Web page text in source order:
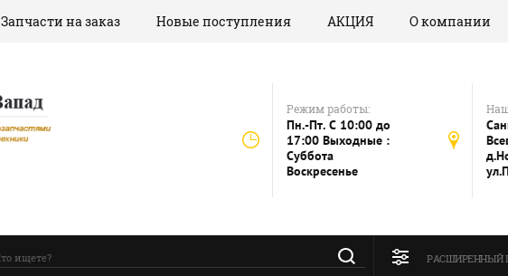
Запчасти на заказ Новые поступления АКЦИЯ О компании
Режим работы:
Пн.-Пт. C 10:00 до
17:00 Выходные :
Суббота
Воскресенье
РАСШИРЕННЫЙ